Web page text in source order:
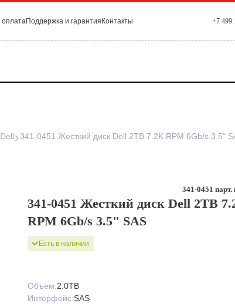
оплатаПоддержка и гарантия Контакты +7 499
341-0451 Жесткий диск Dell 2TB 7.2K RPM 6Gb/s 3.5"
341-0451 парт.
341-0451 Жесткий диск Dell 2TB
RPM 6Gb/s 3.5" SAS
Есть в наличии
Объем:2.0TB
Интерфейс:SAS